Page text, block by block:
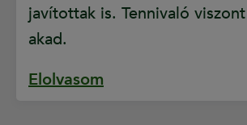
javítottak is. Tennivaló
akad.
Elolvasom